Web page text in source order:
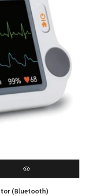
(Bluetooth)